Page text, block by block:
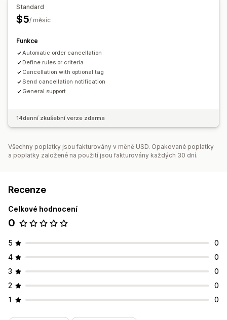
Automatické zpracování
Standard
$5/ měsíc
Funkce
Automatic order cancellation
Define rules or criteria
Cancellation with optional tag
Send cancellation notification
General support
14denní zkušební verze zdarma
Všechny poplatky jsou fakturovány v měně USD. Opakované poplatky
a poplatky založené na použití jsou fakturovány každých 30 dní.
Recenze
Celkové hodnocení
0
5
0
4
0
3
0
2
0
1
0